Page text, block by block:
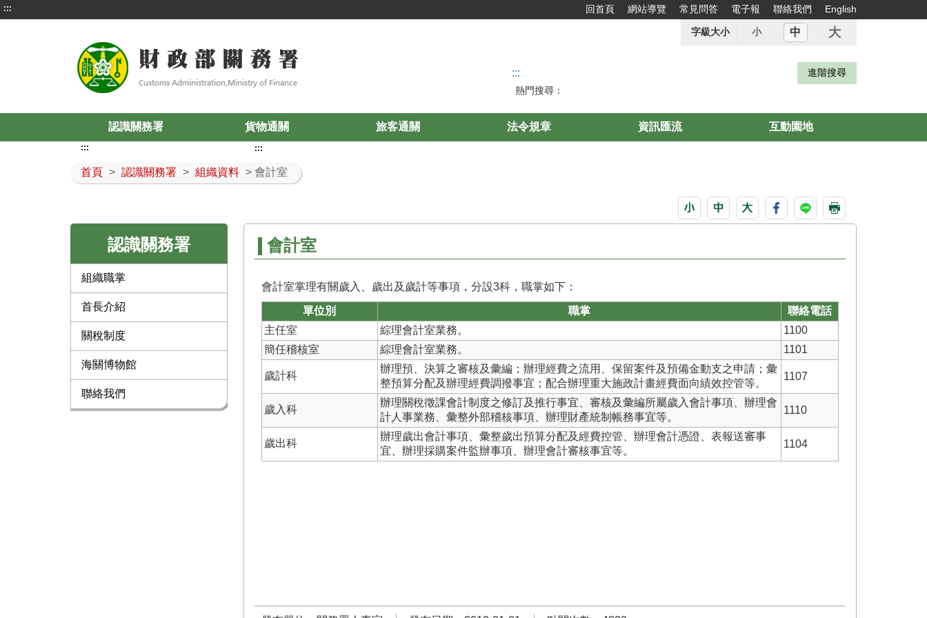
::: 回首頁 網站導覽 常見問答 電子報 聯絡我們 English
字級大小 小 中 大
:::
熱門搜尋：
認識關務署 貨物通關 旅客通關 法令規章 資訊匯流 互動園地
首頁 > 認識關務署 > 組織資料 > 會計室
:::
認識關務署
組織職掌
首長介紹
關稅制度
海關博物館
聯絡我們
:::
會計室
會計室掌理有關歲入、歲出及歲計等事項，分設3科，職掌如下：
單位別 職掌
聯絡電話
主任室
綜理會計室業務。
1100
簡任稽核室
綜理會計室業務。 1101
歲計科
辦理預、決算之審核及彙編；辦理經費之流用、保留案件及預備金動支之申請；彙
整預算分配及辦理經費調撥事宜；配合辦理重大施政計畫經費面向績效控管等。
1107
歲入科
辦理關稅徵課會計制度之修訂及推行事宜、審核及彙編所屬歲入會計事項、辦理會
計人事業務、彙整外部稽核事項、辦理財產統制帳務事宜等。
1110
歲出科
辦理歲出會計事項、彙整歲出預算分配及經費控管、辦理會計憑證、表報送審事
宜、辦理採購案件監辦事項、辦理會計審核事宜等。
1104